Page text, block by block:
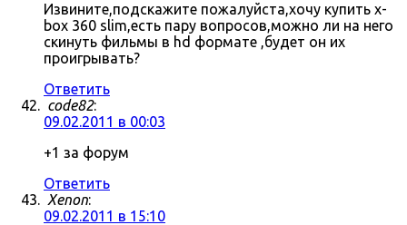
Извините,подскажите пожалуйста,хочу купить x-
box 360 slim,есть пару вопросов,можно ли на него
скинуть фильмы в hd формате ,будет он их
проигрывать?
Ответить
code82:
09.02.2011 в 00:03
+1 за форум
Ответить
Xenon:
09.02.2011 в 15:10